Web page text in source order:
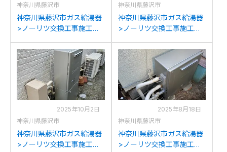
神奈川県藤沢市
神奈川県藤沢市ガス給湯器
>ノーリツ交換工事施工事
E2004SA(A)からノーリツ
GT-C2072SAR BLへの交換
神奈川県藤沢市
神奈川県藤沢市ガス給湯器
>ノーリツ交換工事施工事
2050SAXからノーリツGT-
C2072SAR BLへの交換
2025年10月2日
神奈川県藤沢市
神奈川県藤沢市ガス給湯器
>ノーリツ交換工事施工事
2025年8月18日
神奈川県藤沢市
神奈川県藤沢市ガス給湯器
>ノーリツ交換工事施工事